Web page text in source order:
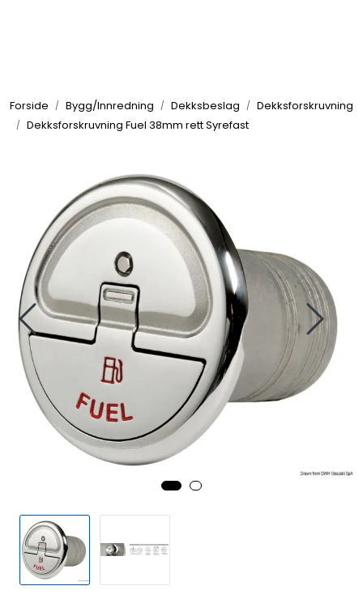
Forside Bygg/Innredning Dekksbeslag
Dekksforskruvning
Dekksforskruvning Fuel 38mm rett Syrefast
Elektrisk
Komfort
VVS
Motor/Styring
Fortøyning
Fritid/Sikkerhet
Båtpleie/Opplag
Seil
Outlet